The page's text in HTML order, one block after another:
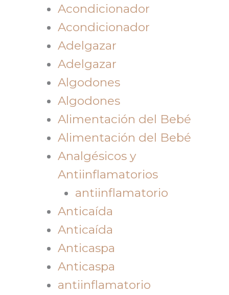
Acondicionador
Acondicionador
Adelgazar
Adelgazar
Algodones
Algodones
Alimentación del Bebé
Alimentación del Bebé
Analgésicos y
Antiinflamatorios
antiinflamatorio
Anticaída
Anticaída
Anticaspa
Anticaspa
antiinflamatorio